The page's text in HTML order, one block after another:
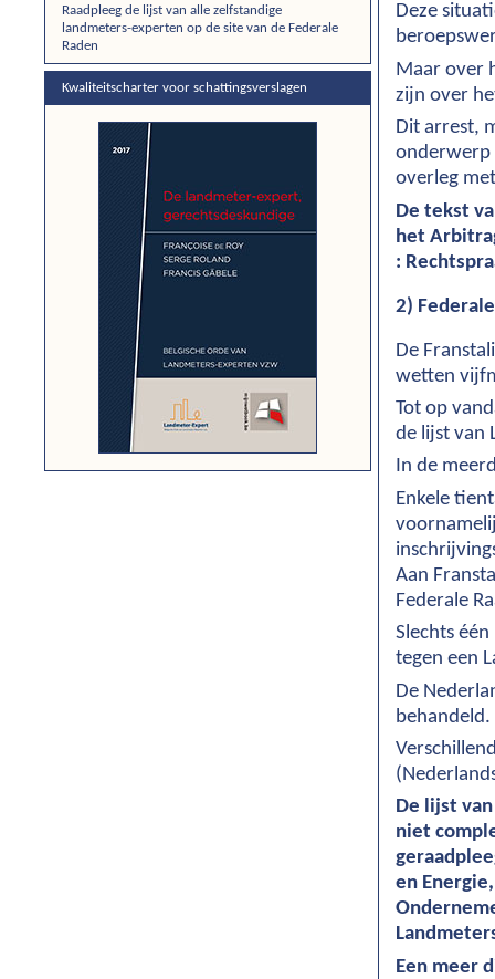
Raadpleeg de lijst van alle zelfstandige
landmeters-experten op de site van de Federale
Raden
Kwaliteitscharter voor schattingsverslagen
Deze
Maar over
zijn over
Dit arrest,
onderwerp
overleg
De tekst
het
:
2)
De
wetten
Tot op
de lijst van
In de
Enkele
Aan
Federale
Slechts
tegen een
De
behandeld.
De lijst
niet
en
Een meer